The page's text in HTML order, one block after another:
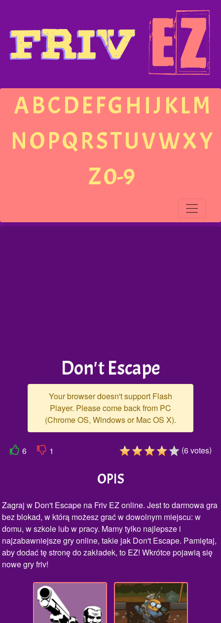
ABCDEFGH IJ KLM
NOPQRSTUVWXY
Z0-9
Don't Escape
Your browser doesn't support Flash
Player. Please come back from PC
(Chrome OS, Windows or Mac OS X).
6 1 (6votes)
OPIS
Zagraj w Don't Escape na Friv EZ online. Jest to darmowa gra
bez blokad, w którą możesz grać w dowolnym miejscu: w
domu, w szkole lub w pracy. Mamy tylko najlepsze i
najzabawniejsze gry online, takie jak Don't Escape. Pamiętaj,
aby dodać tę stronę do zakładek, to EZ! Wkrótce pojawią się
nowe gry friv!